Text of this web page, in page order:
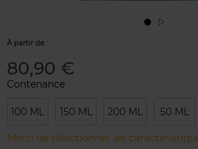
À partir de
80,90 €
Contenance
100 ML 150 ML 200 ML 50 ML
Merci de sélectionner les